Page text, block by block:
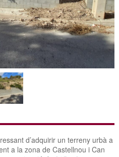
d’adquirir un terreny urbà a
a la zona de Castellnou i Can